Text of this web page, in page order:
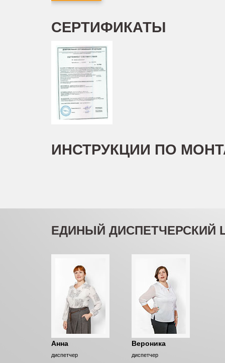
СЕРТИФИКАТЫ
ИНСТРУКЦИИ ПО
ЕДИНЫЙ ДИСПЕТЧЕРСКИЙ
Анна
диспетчер
Вероника
диспетчер